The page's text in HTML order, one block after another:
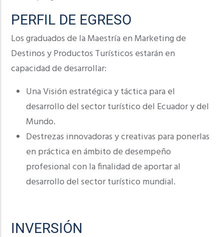
PERFIL DE EGRESO
Los graduados de la Maestría en Marketing de
Destinos y Productos Turísticos estarán en
capacidad de desarrollar:
Una Visión estratégica y táctica para el
desarrollo del sector turístico del Ecuador y del
Mundo.
Destrezas innovadoras y creativas para ponerlas
en práctica en ámbito de desempeño
profesional con la finalidad de aportar al
desarrollo del sector turístico mundial.
INVERSIÓN